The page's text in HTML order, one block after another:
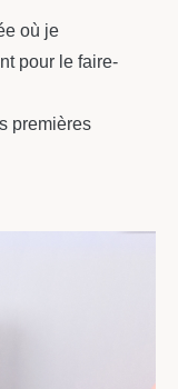
où je
pour le faire-
premières